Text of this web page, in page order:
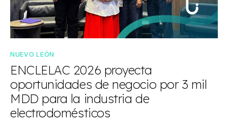
NUEVO LEÓN
ENCLELAC 2026 proyecta
oportunidades de negocio por 3 mil
MDD para la industria de
electrodomésticos